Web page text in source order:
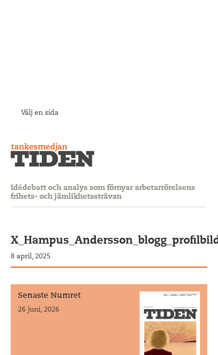
Välj en sida
Idédebatt och analys som förnyar arbetarrörelsens
frihets- och jämlikhetssträvan
8 april, 2025
Senaste Numret
26 juni, 2026